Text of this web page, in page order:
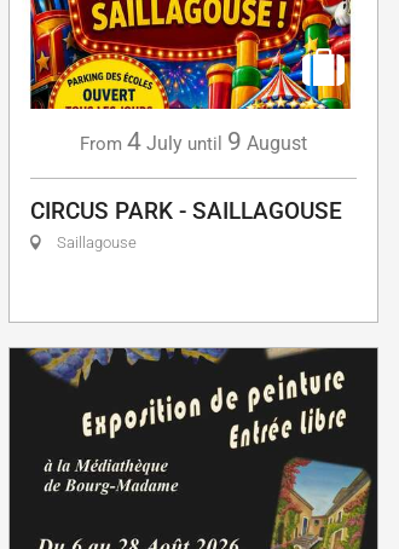
From 4 July until 9 August
CIRCUS PARK - SAILLAGOUSE
Saillagouse